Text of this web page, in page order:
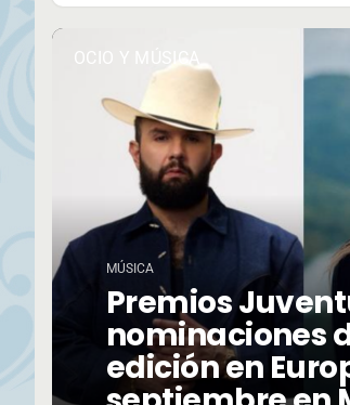
OCIO Y MÚSICA
MÚSICA
Premios
nominaciones
edición en